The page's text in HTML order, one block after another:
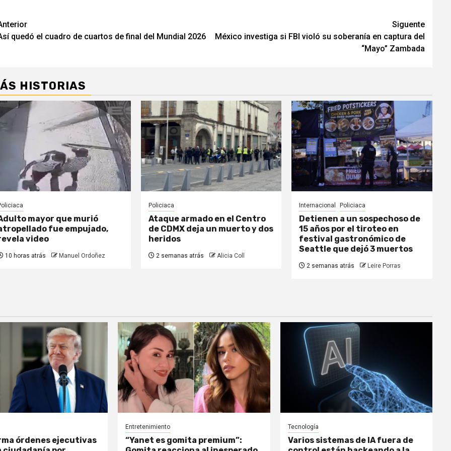
quedó el cuadro de cuartos de final del Mundial 2026
Siguente
México investiga si FBI violó su soberanía en captura del
“Mayo” Zambada
HISTORIAS
mayor que murió
fue empujado,
video
10 horas atrás Manuel Ordoñez
Policiaca
Ataque armado en el Centro
de CDMX deja un muerto y dos
heridos
2 semanas atrás Alicia Coll
Internacional Policiaca
Detienen a un sospechoso de
15 años por el tiroteo en
festival gastronómico de
Seattle que dejó 3 muertos
2 semanas atrás Leire Porras
órdenes ejecutivas
Entretenimiento
“Yanet es gomita premium”:
Tecnología
Varios sistemas de IA fuera de